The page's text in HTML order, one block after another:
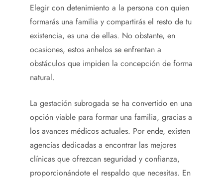
Elegir con detenimiento a la persona con quien
formarás una familia y compartirás el resto de tu
existencia, es una de ellas. No obstante, en
ocasiones, estos anhelos se enfrentan a
obstáculos que impiden la concepción de forma
natural.
La gestación subrogada se ha convertido en una
opción viable para formar una familia, gracias a
los avances médicos actuales. Por ende, existen
agencias dedicadas a encontrar las mejores
clínicas que ofrezcan seguridad y confianza,
proporcionándote el respaldo que necesitas. En